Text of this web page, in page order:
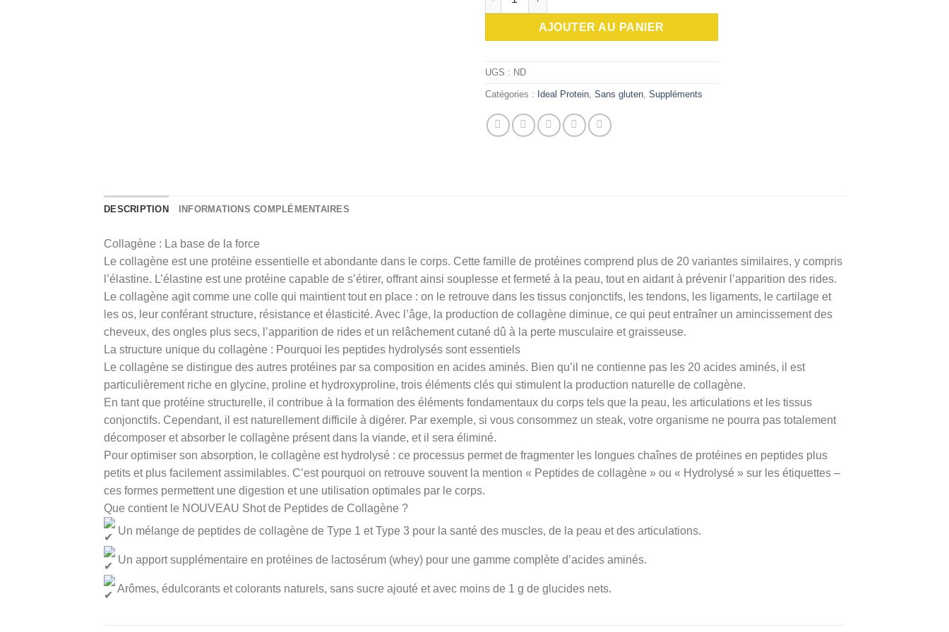
AJOUTER AU PANIER
UGS : ND
Catégories : Ideal Protein Sans gluten Suppléments
DESCRIPTION INFORMATIONS COMPLÉMENTAIRES
Collagène : La base de la force
Le collagène est une protéine essentielle et abondante dans le corps. Cette famille de protéines comprend plus de 20 variantes similaires, y compris
l’élastine. L’élastine est une protéine capable de s’étirer, offrant ainsi souplesse et fermeté à la peau, tout en aidant à prévenir l’apparition des rides.
Le collagène agit comme une colle qui maintient tout en place : on le retrouve dans les tissus conjonctifs, les tendons, les ligaments, le cartilage et
les os, leur conférant structure, résistance et élasticité. Avec l’âge, la production de collagène diminue, ce qui peut entraîner un amincissement des
cheveux, des ongles plus secs, l’apparition de rides et un relâchement cutané dû à la perte musculaire et graisseuse.
La structure unique du collagène : Pourquoi les peptides hydrolysés sont essentiels
Le collagène se distingue des autres protéines par sa composition en acides aminés. Bien qu’il ne contienne pas les 20 acides aminés, il est
particulièrement riche en glycine, proline et hydroxyproline, trois éléments clés qui stimulent la production naturelle de collagène.
En tant que protéine structurelle, il contribue à la formation des éléments fondamentaux du corps tels que la peau, les articulations et les tissus
conjonctifs. Cependant, il est naturellement difficile à digérer. Par exemple, si vous consommez un steak, votre organisme ne pourra pas totalement
décomposer et absorber le collagène présent dans la viande, et il sera éliminé.
Pour optimiser son absorption, le collagène est hydrolysé : ce processus permet de fragmenter les longues chaînes de protéines en peptides plus
petits et plus facilement assimilables. C’est pourquoi on retrouve souvent la mention « Peptides de collagène » ou « Hydrolysé » sur les étiquettes –
ces formes permettent une digestion et une utilisation optimales par le corps.
Que contient le NOUVEAU Shot de Peptides de Collagène ?
Un mélange de peptides de collagène de Type 1 et Type 3 pour la santé des muscles, de la peau et des articulations.
Un apport supplémentaire en protéines de lactosérum (whey) pour une gamme complète d’acides aminés.
Arômes, édulcorants et colorants naturels, sans sucre ajouté et avec moins de 1 g de glucides nets.